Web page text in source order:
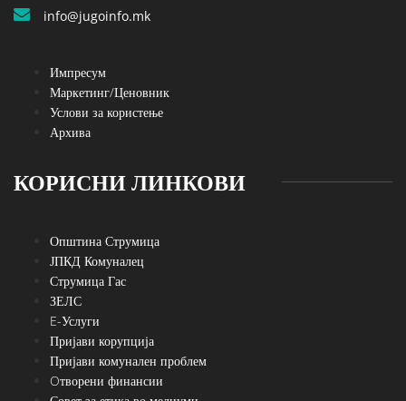
info@jugoinfo.mk
Импресум
Маркетинг/Ценовник
Услови за користење
Архива
КОРИСНИ ЛИНКОВИ
Општина Струмица
ЈПКД Комуналец
Струмица Гас
ЗЕЛС
E-Услуги
Пријави корупција
Пријави комунален проблем
Oтворени финансии